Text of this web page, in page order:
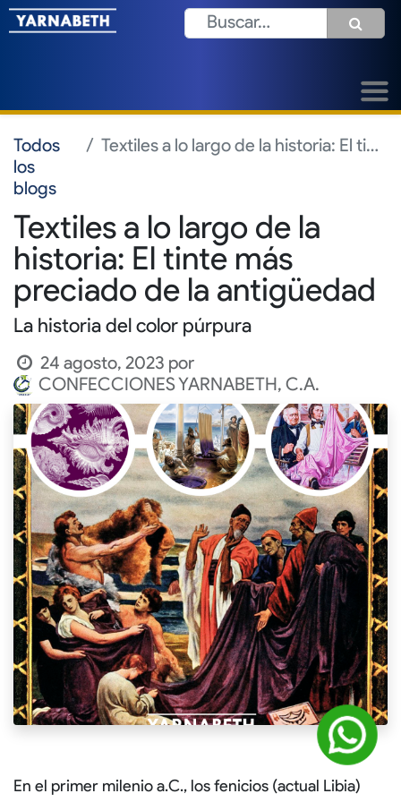
Todos
los
blogs
Textiles a lo largo de la historia: El tinte más preciado de la antigüedad
Textiles a lo largo de la
historia: El tinte más
preciado de la antigüedad
La historia del color púrpura
24 agosto, 2023 por
CONFECCIONES YARNABETH, C.A.
En el primer milenio a.C., los fenicios (actual Libia)